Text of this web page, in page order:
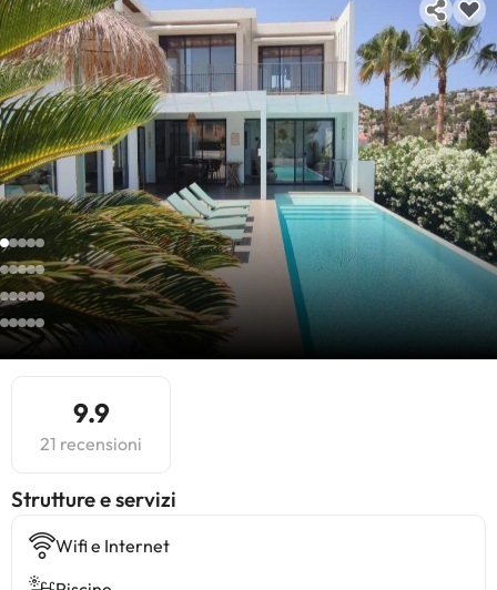
9.9
21 recensioni
​Strutture e servizi
Wifi e Internet